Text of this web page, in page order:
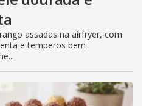
assadas na airfryer, com
e temperos bem